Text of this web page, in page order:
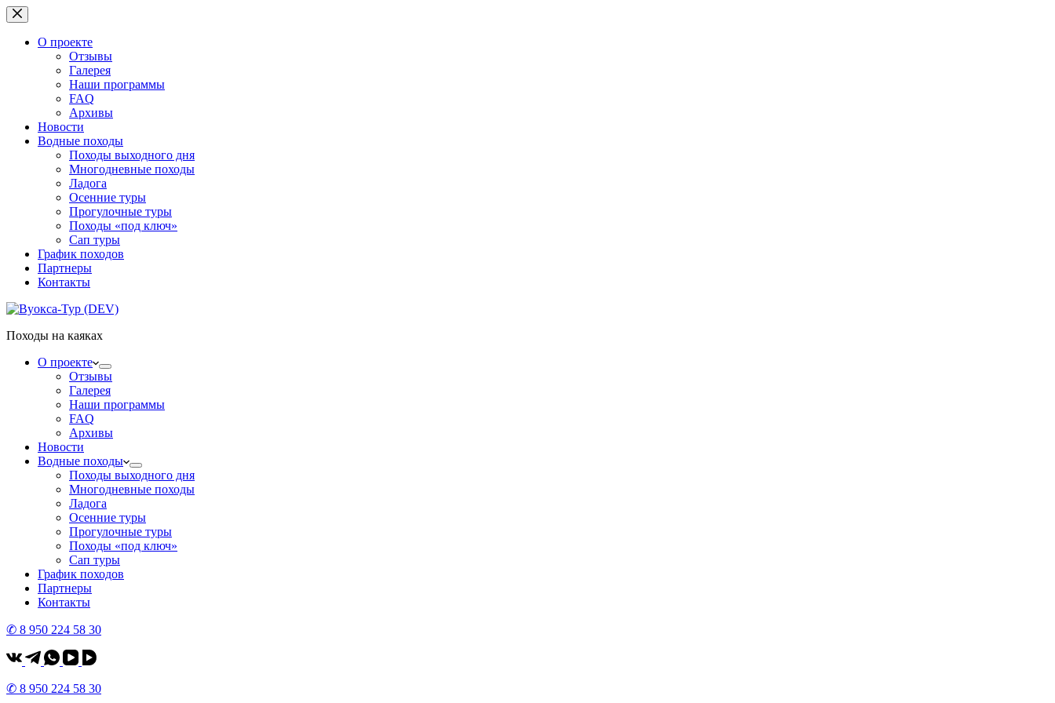
Перейти
к
сути
О проекте
Отзывы
Галерея
Наши программы
FAQ
Архивы
Новости
Водные походы
Походы выходного дня
Многодневные походы
Ладога
Осенние туры
Прогулочные туры
Походы «под ключ»
Сап туры
График походов
Партнеры
Контакты
Походы на каяках
О проекте
Отзывы
Галерея
Наши программы
FAQ
Архивы
Новости
Водные походы
Походы выходного дня
Многодневные походы
Ладога
Осенние туры
Прогулочные туры
Походы «под ключ»
Сап туры
График походов
Партнеры
Контакты
✆ 8 950 224 58 30
✆ 8 950 224 58 30